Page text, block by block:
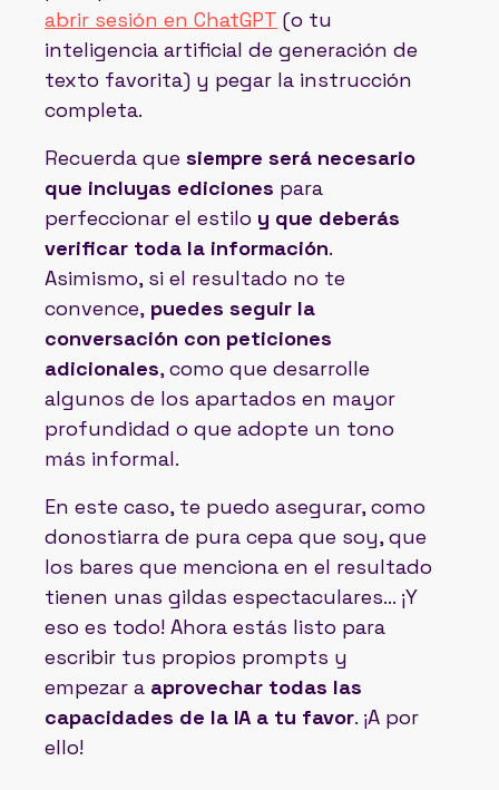
abrir sesión en ChatGPT (o tu
inteligencia artificial de generación de
texto favorita) y pegar la instrucción
completa.
Recuerda que siempre será necesario
que incluyas ediciones para
perfeccionar el estilo y que deberás
verificar toda la información.
Asimismo, si el resultado no te
convence, puedes seguir la
conversación con peticiones
adicionales, como que desarrolle
algunos de los apartados en mayor
profundidad o que adopte un tono
más informal.
En este caso, te puedo asegurar, como
donostiarra de pura cepa que soy, que
los bares que menciona en el resultado
tienen unas gildas espectaculares… ¡Y
eso es todo! Ahora estás listo para
escribir tus propios prompts y
empezar a aprovechar todas las
capacidades de la IA a tu favor. ¡A por
ello!